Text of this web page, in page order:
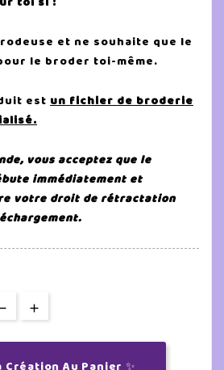
et ne souhaite que le
le broder toi-même.
est un fichier de broderie
vous acceptez que le
immédiatement et
votre droit de rétractation
Au Panier ✨